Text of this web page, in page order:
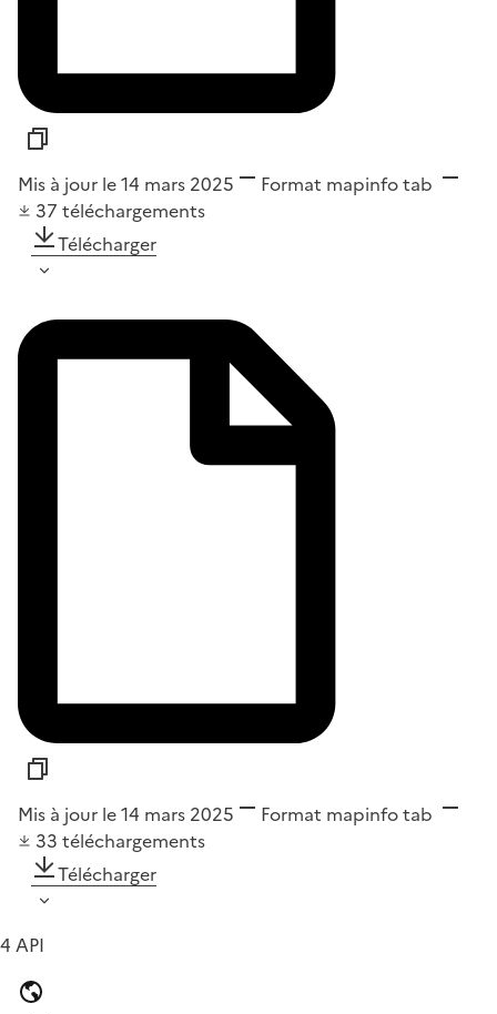
Mis à jour le 14 mars 2025 Format mapinfo tab
37 téléchargements
Télécharger
Mis à jour le 14 mars 2025 Format mapinfo tab
33 téléchargements
Télécharger
4 API